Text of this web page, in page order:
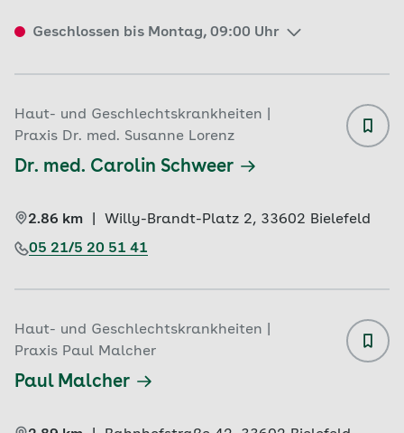
Geschlossen bis Montag, 09:00 Uhr
Haut- und Geschlechtskrankheiten |
Praxis Dr. med. Susanne Lorenz
Dr. med. Carolin Schweer
2.86 km Willy-Brandt-Platz 2, 33602 Bielefeld
05 21/5 20 51 41
Haut- und Geschlechtskrankheiten |
Praxis Paul Malcher
Paul Malcher